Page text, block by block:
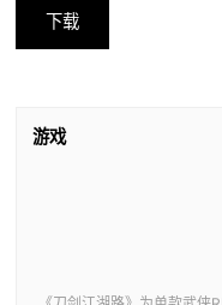
下载
游戏